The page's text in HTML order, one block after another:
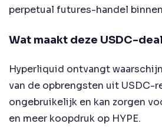
perpetual futures-handel
Wat maakt deze USDC-
Hyperliquid ontvangt
van de opbrengsten uit USDC-
ongebruikelijk en kan zorgen
en meer koopdruk op HYPE.